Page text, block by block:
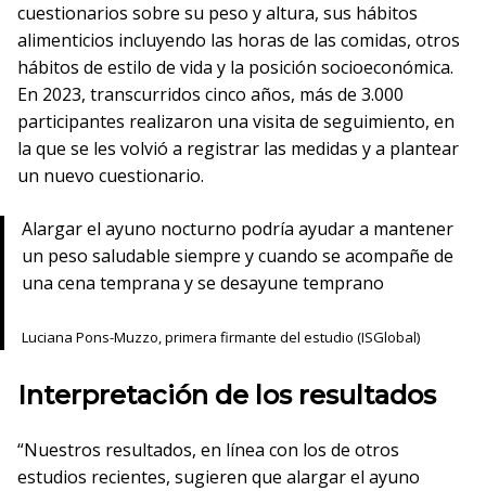
cuestionarios sobre su peso y altura, sus hábitos
alimenticios incluyendo las horas de las comidas, otros
hábitos de estilo de vida y la posición socioeconómica.
En 2023, transcurridos cinco años, más de 3.000
participantes realizaron una visita de seguimiento, en
la que se les volvió a registrar las medidas y a plantear
un nuevo cuestionario.
Alargar el ayuno nocturno podría ayudar a mantener
un peso saludable siempre y cuando se acompañe de
una cena temprana y se desayune temprano
Luciana Pons-Muzzo, primera firmante del estudio (ISGlobal)
Interpretación de los resultados
“Nuestros resultados, en línea con los de otros
estudios recientes, sugieren que alargar el ayuno